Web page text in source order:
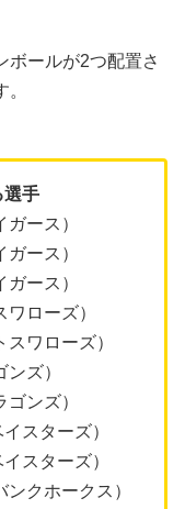
ボールが2つ配置さ
選手
ース）
ース）
ース）
ローズ）
ワローズ）
ズ）
ンズ）
スターズ）
スターズ）
クホークス）